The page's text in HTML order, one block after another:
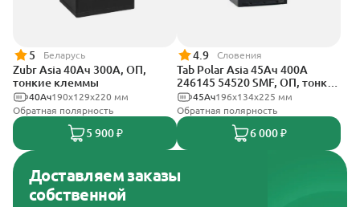
5 Беларусь
Zubr Asia 40Ач 300А, ОП,
тонкие клеммы
190x129x220 мм
40Ач
Обратная полярность
5 900 ₽
4.9 Словения
Tab Polar Asia 45Ач 400А
246145 54520 SMF, ОП, тонкие
клеммы196x134x225 мм
45Ач
Обратная полярность
6 000 ₽
Доставляем заказы
собственной